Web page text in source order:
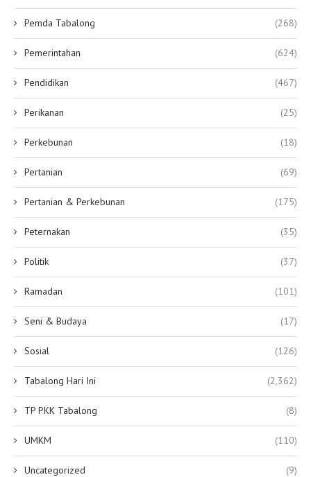
Pemda Tabalong (268)
Pemerintahan (624)
Pendidikan (467)
Perikanan (25)
Perkebunan (18)
Pertanian (69)
Pertanian & Perkebunan (175)
Peternakan (35)
Politik (37)
Ramadan (101)
Seni & Budaya (17)
Sosial (126)
Tabalong Hari Ini (2,362)
TP PKK Tabalong (8)
UMKM (110)
Uncategorized (9)